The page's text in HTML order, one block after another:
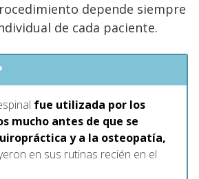
depende siempre
de cada paciente.
fue utilizada por los
mucho antes de que se
y a la osteopatía,
en sus rutinas recién en el